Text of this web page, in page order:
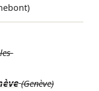
(Genève)